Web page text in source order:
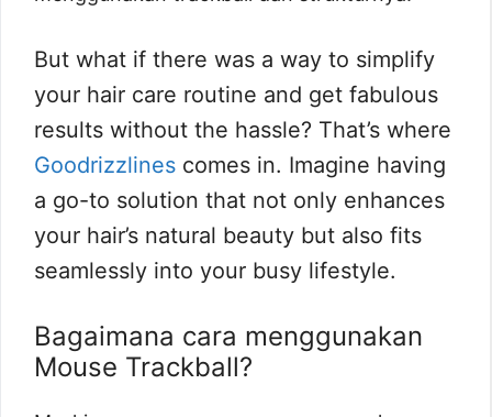
But what if there was a way to simplify
your hair care routine and get fabulous
results without the hassle? That’s where
Goodrizzlines comes in. Imagine having
a go-to solution that not only enhances
your hair’s natural beauty but also fits
seamlessly into your busy lifestyle.
Bagaimana cara menggunakan
Mouse Trackball?